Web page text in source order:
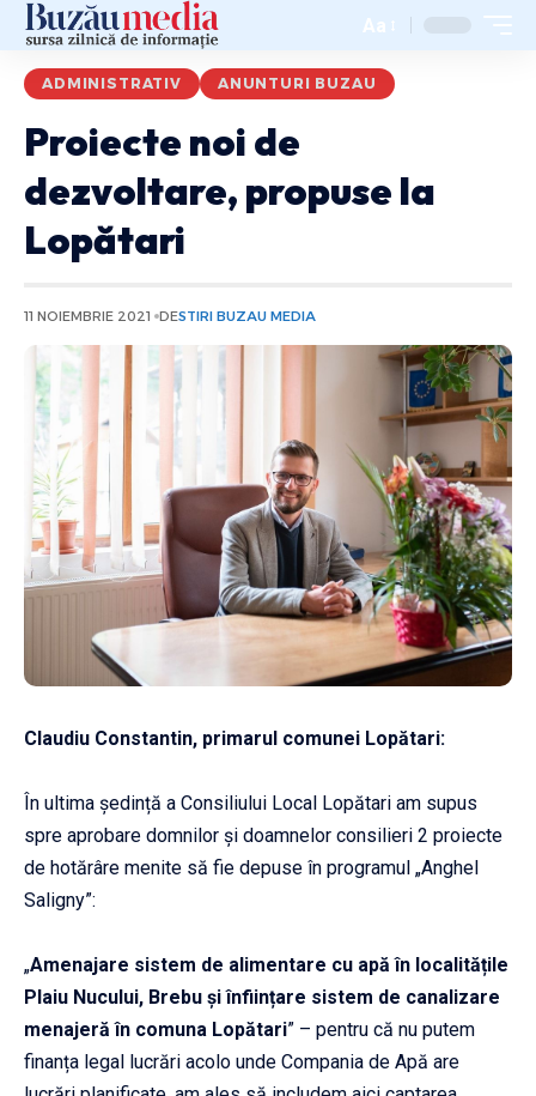
Aa
ADMINISTRATIV ANUNTURI BUZAU
Proiecte noi de
dezvoltare, propuse la
Lopătari
11 NOIEMBRIE 2021 DESTIRI BUZAU MEDIA
Claudiu Constantin, primarul comunei Lopătari:
În ultima ședință a Consiliului Local Lopătari am supus
spre aprobare domnilor și doamnelor consilieri 2 proiecte
de hotărâre menite să fie depuse în programul „Anghel
Saligny”:
„Amenajare sistem de alimentare cu apă în localitățile
Plaiu Nucului, Brebu și înființare sistem de canalizare
menajeră în comuna Lopătari” – pentru că nu putem
finanța legal lucrări acolo unde Compania de Apă are